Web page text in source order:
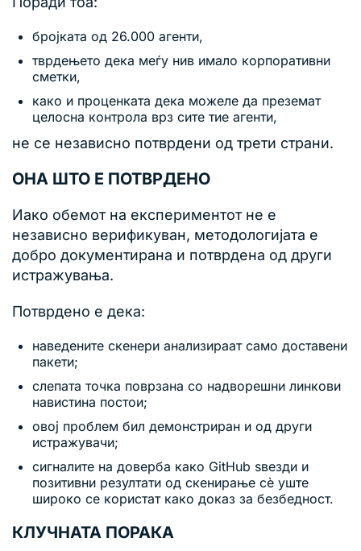
бројката од 26.000 агенти,
тврдењето дека меѓу нив имало корпоративни
сметки,
како и проценката дека можеле да преземат
целосна контрола врз сите тие агенти,
не се независно потврдени од трети страни.
ОНА ШТО Е ПОТВРДЕНО
Иако обемот на експериментот не е
независно верификуван, методологијата е
добро документирана и потврдена од други
истражувања.
Потврдено е дека:
наведените скенери анализираат само доставени
пакети;
слепата точка поврзана со надворешни линкови
навистина постои;
овој проблем бил демонстриран и од други
истражувачи;
сигналите на доверба како GitHub ѕвезди и
позитивни резултати од скенирање сè уште
широко се користат како доказ за безбедност.
КЛУЧНАТА ПОРАКА